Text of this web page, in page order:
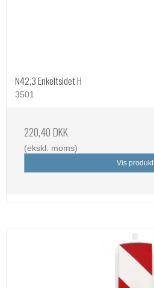
N42,3 Enkeltsidet H
3501
220,40 DKK
(ekskl. moms)
Vis produkt